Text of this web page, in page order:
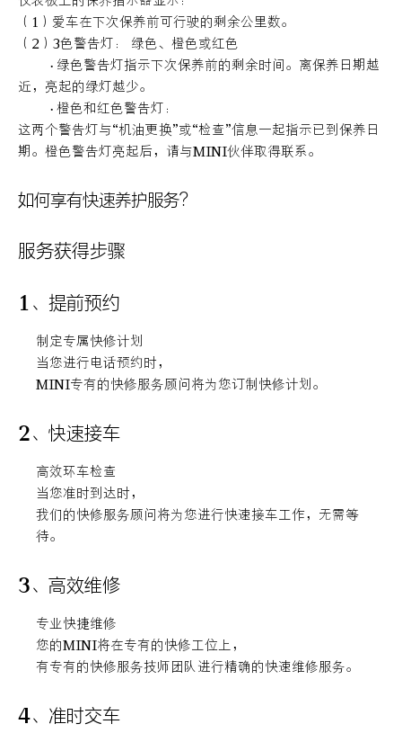
（1）爱车在下次保养前可行驶的剩余公里数。
（2）3色警告灯： 绿色、橙色或红色
· 绿色警告灯指示下次保养前的剩余时间。离保养日期越
近，亮起的绿灯越少。
· 橙色和红色警告灯：
这两个警告灯与“机油更换”或“检查”信息一起指示已到保养日
期。橙色警告灯亮起后，请与MINI伙伴取得联系。
如何享有快速养护服务？
服务获得步骤
1、提前预约
制定专属快修计划
当您进行电话预约时，
MINI专有的快修服务顾问将为您订制快修计划。
2、快速接车
高效环车检查
当您准时到达时，
我们的快修服务顾问将为您进行快速接车工作，无需等
待。
3、高效维修
专业快捷维修
您的MINI将在专有的快修工位上，
有专有的快修服务技师团队进行精确的快速维修服务。
4、准时交车